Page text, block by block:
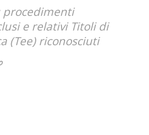
procedimenti
e relativi Titoli di
(Tee) riconosciuti